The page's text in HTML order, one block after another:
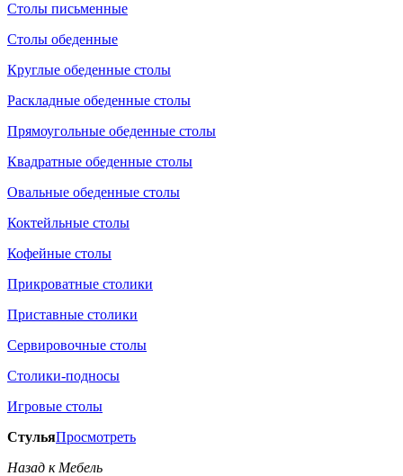
Столы письменные
Столы обеденные
Круглые обеденные столы
Раскладные обеденные столы
Прямоугольные обеденные столы
Квадратные обеденные столы
Овальные обеденные столы
Коктейльные столы
Кофейные столы
Прикроватные столики
Приставные столики
Сервировочные столы
Столики-подносы
Игровые столы
СтульяПросмотреть
Назад к Мебель